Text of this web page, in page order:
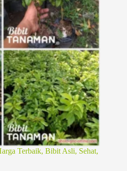
Terbaik, Bibit Asli, Sehat,